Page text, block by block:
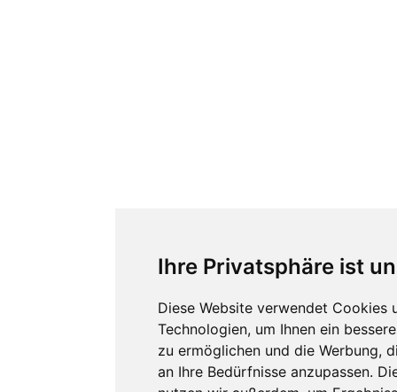
Ihre Privatsphäre ist
Diese Website verwendet Cookies
Technologien, um Ihnen ein
zu ermöglichen und die Werbung,
an Ihre Bedürfnisse anzupassen.